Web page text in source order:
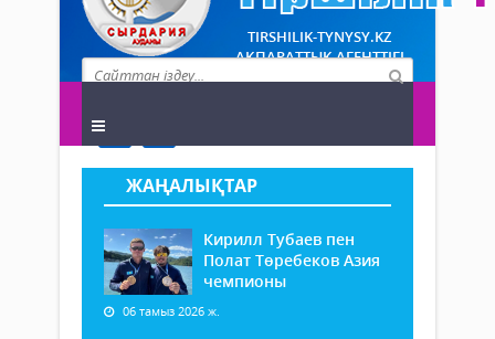
TIRSHILIK-TYNYSY.KZ
АҚПАРАТТЫҚ АГЕНТТІГІ
ЖАҢАЛЫҚТАР
Кирилл Тубаев пен
Полат Төребеков Азия
чемпионы
06 тамыз 2026 ж.